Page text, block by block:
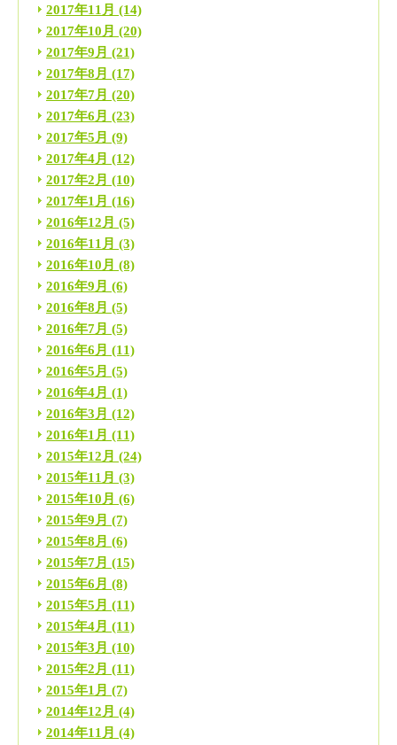
2017年11月 (14)
2017年10月 (20)
2017年9月 (21)
2017年8月 (17)
2017年7月 (20)
2017年6月 (23)
2017年5月 (9)
2017年4月 (12)
2017年2月 (10)
2017年1月 (16)
2016年12月 (5)
2016年11月 (3)
2016年10月 (8)
2016年9月 (6)
2016年8月 (5)
2016年7月 (5)
2016年6月 (11)
2016年5月 (5)
2016年4月 (1)
2016年3月 (12)
2016年1月 (11)
2015年12月 (24)
2015年11月 (3)
2015年10月 (6)
2015年9月 (7)
2015年8月 (6)
2015年7月 (15)
2015年6月 (8)
2015年5月 (11)
2015年4月 (11)
2015年3月 (10)
2015年2月 (11)
2015年1月 (7)
2014年12月 (4)
2014年11月 (4)